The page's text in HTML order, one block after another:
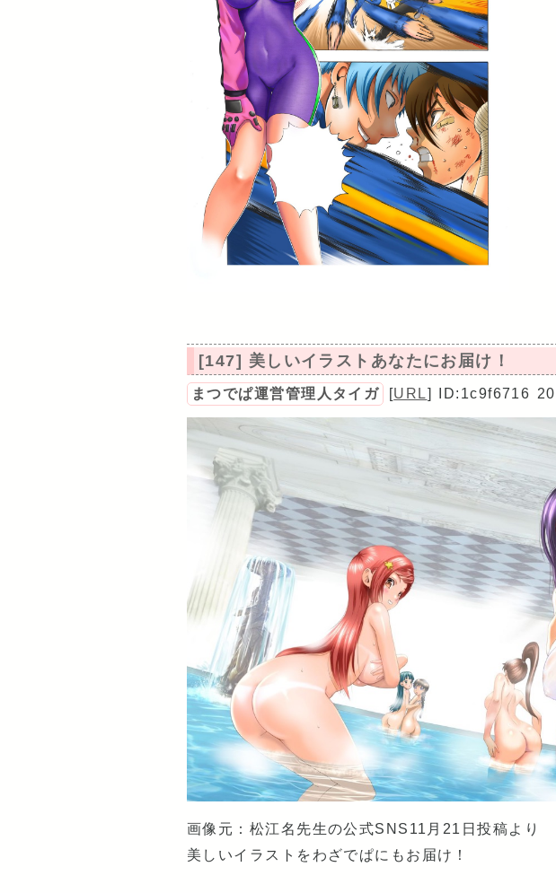
[147] 美しいイラストあなたにお届け！
まつでぱ運営管理人タイガ [URL] ID:1c9f6716
画像元：松江名先生の公式SNS11月21日投稿より
美しいイラストをわざでぱにもお届け！